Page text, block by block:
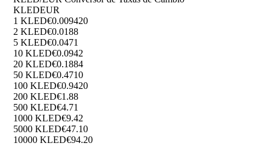
KLEDEUR
1 KLED€0.009420
2 KLED€0.0188
5 KLED€0.0471
10 KLED€0.0942
20 KLED€0.1884
50 KLED€0.4710
100 KLED€0.9420
200 KLED€1.88
500 KLED€4.71
1000 KLED€9.42
5000 KLED€47.10
10000 KLED€94.20